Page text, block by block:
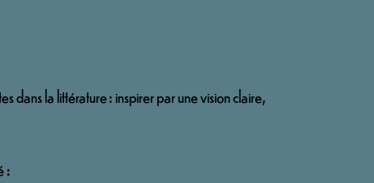
dans la littérature : inspirer par une vision claire,
: